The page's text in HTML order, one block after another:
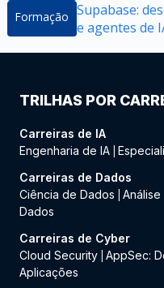
Formação Supabase:
e agentes de
TRILHAS POR
Carreiras de IA
Engenharia de IA
Carreiras de Dados
Ciência de Dados
Dados
Carreiras de Cyber
Cloud Security AppSec:
Aplicações